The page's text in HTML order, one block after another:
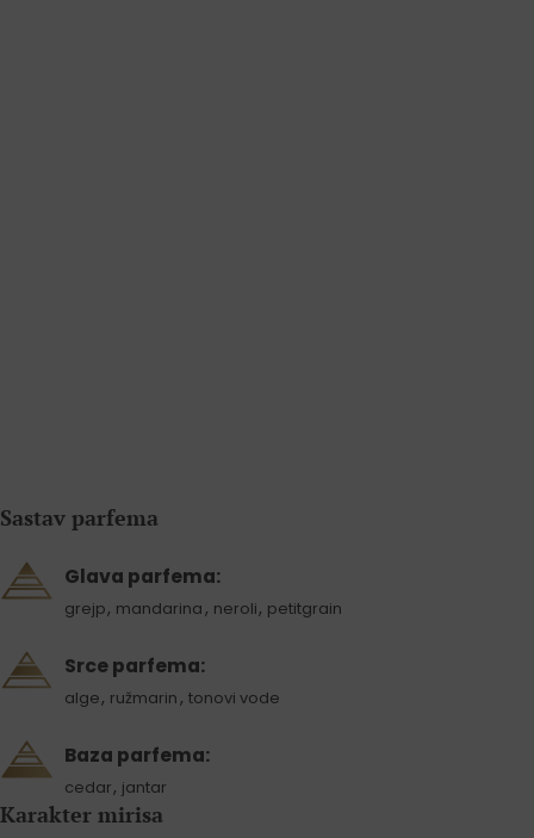
Sastav parfema
Glava parfema:
grejp, mandarina , neroli, petitgrain
Srce parfema:
alge, ružmarin , tonovi vode
Baza parfema:
cedar, jantar
Karakter mirisa